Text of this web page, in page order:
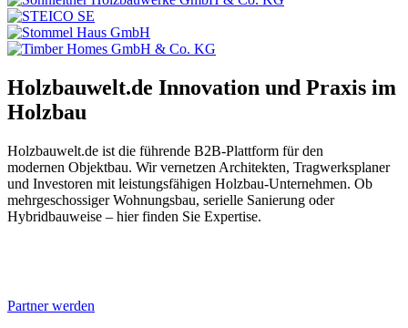
Holzbauwelt.de Innovation und Praxis im
Holzbau
Holzbauwelt.de ist die führende B2B-Plattform für den
modernen Objektbau. Wir vernetzen Architekten, Tragwerksplaner
und Investoren mit leistungsfähigen Holzbau-Unternehmen. Ob
mehrgeschossiger Wohnungsbau, serielle Sanierung oder
Hybridbauweise – hier finden Sie Expertise.
Partner werden